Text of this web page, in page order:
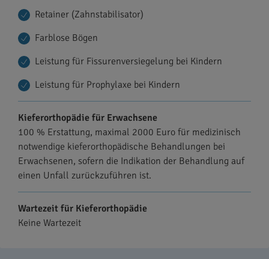
Retainer (Zahnstabilisator)
Farblose Bögen
Leistung für Fissurenversiegelung bei Kindern
Leistung für Prophylaxe bei Kindern
Kieferorthopädie für Erwachsene
100 % Erstattung, maximal 2000 Euro für medizinisch
notwendige kieferorthopädische Behandlungen bei
Erwachsenen, sofern die Indikation der Behandlung auf
einen Unfall zurückzuführen ist.
Wartezeit für Kieferorthopädie
Keine Wartezeit